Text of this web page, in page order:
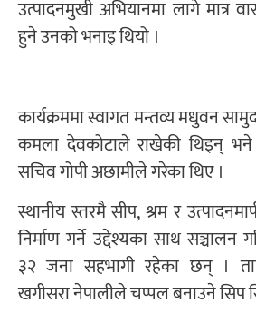
उत्पादनमुखी अभियानमा लागे मात्र
हुने उनको भनाइ थियो ।
कार्यक्रममा स्वागत मन्तव्य मधुवन
कमला देवकोटाले राखेकी थिइन् भने
सचिव गोपी अछामीले गरेका थिए ।
स्थानीय स्तरमै सीप, श्रम र
निर्माण गर्ने उद्देश्यका साथ सञ्चालन
३२ जना सहभागी रहेका छन् ।
खगीसरा नेपालीले चप्पल बनाउने सिप